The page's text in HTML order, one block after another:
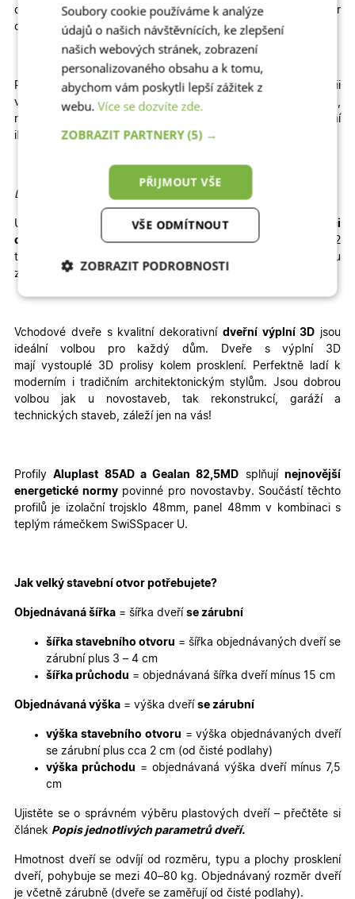
domovu teplo, klid a bezpečí. U nás najdete nejlepší poměr
ceny a kvality na trhu. Vchodové dveře jsou za skvělou cenu!
Pokud na dveře spěcháte, navštivte naši kategorii
vchodovéExpresní plastové dveře se zrychlenou výrobou,
nebo vchodové
plastové dveře, které jsou k dodání
ihned
Detailní informace:
U vybrané konfigurace okamžitě vidíte konečnou
kalkulaci
ceny
. Dodání je rychlé, 6 – 8 týdnů zabere výroba a 1 – 2
týdny doprava. Velkou výhodou je jednoduchá
, kterou
zvládnete sami –stačí si přečístmontážní návod
Vchodové dveře s kvalitní dekorativní dveřní výplní 3D jsou
ideální volbou pro každý dům. Dveře s výplní 3D
mají vystouplé 3D prolisy kolem prosklení. Perfektně ladí k
moderním i tradičním architektonickým stylům. Jsou dobrou
volbou jak u novostaveb, tak rekonstrukcí, garáží a
technických staveb, záleží jen na vás!
ProfilyAluplast 85AD a Gealan 82,5MD splňujínejnovější
energetické normypovinné pro novostavby. Součástí těchto
profilů je izolační trojsklo 48mm, panel 48mm v kombinaci s
teplým rámečkem SwiSSpacer U.
Jak velký stavební otvor potřebujete?
Objednávaná šířka = šířka dveří se zárubní
šířka stavebního otvoru = šířka objednávaných dveří se
zárubní plus 3 – 4 cm
šířka průchodu = objednávaná šířka dveří mínus 15 cm
Objednávaná výška = výška dveří se zárubní
výška stavebního otvoru = výška objednávaných dveří
se zárubní plus cca 2 cm (od čisté podlahy)
výška průchodu = objednávaná výška dveří mínus 7,5
cm
Ujistěte se o správném výběru plastových dveří – přečtěte si
článek Popis jednotlivých parametrů dveří.
Hmotnost dveří se odvíjí od rozměru, typu a plochy prosklení
dveří, pohybuje se mezi 40–80 kg. Objednávaný rozměr dveří
je včetně zárubně (dveře se zaměřují od čisté podlahy).
Soubory cookie používáme k analýze
údajů o našich návštěvnících, ke zlepšení
našich webových stránek, zobrazení
personalizovaného obsahu a k tomu,
abychom vám poskytli lepší zážitek z
webu.Více se dozvíte zde.
ZOBRAZIT PARTNERY(5) →
PŘIJMOUT VŠE
VŠE ODMÍTNOUT
ZOBRAZIT PODROBNOSTI
Nezbytně nutné
Analytické
Marketingové
cookies
Funkční cookies
Nezbytně nutné cookies
Analytické cookies
Marketingové cookies
nezbytně nutných souborů cookie správně používat.
Název
Poskytovatel/
udid .oknadverenamiru.cz
4
2 dny
Tento
sledovala
Variant
týden
cookie
a
Zásadách
ochrany osobních údajů společnosti Google